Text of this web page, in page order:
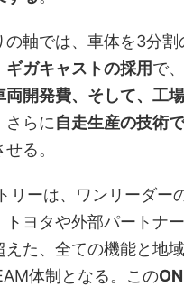
の軸では、車体を3分
ギガキャストの採用で
両開発費、そして、工
さらに自走生産の技術
せる。
リーは、ワンリーダー
トヨタや外部パートナ
えた、全ての機能と地
体制となる。この